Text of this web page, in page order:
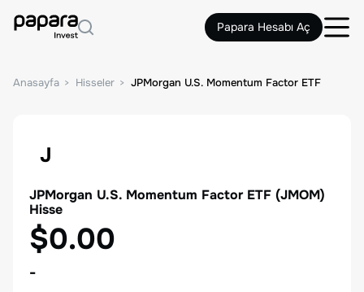
Papara Hesabı Aç
Anasayfa Hisseler JPMorgan U.S. Momentum Factor ETF
J
JPMorgan U.S. Momentum Factor ETF (JMOM)
Hisse
$0.00
-